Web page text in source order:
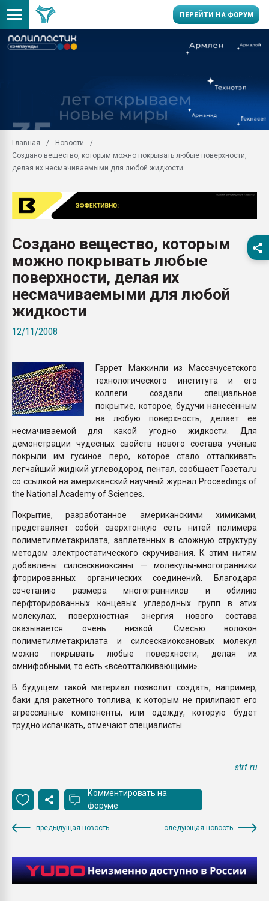
ПЕРЕЙТИ НА ФОРУМ
29.07.2026 ФРП помог
заводу пластмасс"
первый план в
28.07.2026
ситуацией на
бутылок
Главная
Новости
Создано вещество, которым можно покрывать любые поверхности,
делая их несмачиваемыми для любой жидкости
Создано вещество, которым
можно покрывать любые
поверхности, делая их
несмачиваемыми для любой
жидкости
12/11/2008
Гаррет Маккинли из Массачусетского
технологического института и его
коллеги создали специальное
покрытие, которое, будучи нанесённым
на любую поверхность, делает её
несмачиваемой для какой угодно жидкости. Для
демонстрации чудесных свойств нового состава учёные
покрыли им гусиное перо, которое стало отталкивать
легчайший жидкий углеводород пентал, сообщает Газета.ru
со ссылкой на американский научный журнал Proceedings of
the National Academy of Sciences.
Покрытие, разработанное американскими химиками,
представляет собой сверхтонкую сеть нитей полимера
полиметилметакрилата, заплетённых в сложную структуру
методом электростатического скручивания. К этим нитям
добавлены силсесквиоксаны — молекулы-многогранники
фторированных органических соединений. Благодаря
сочетанию размера многогранников и обилию
перфторированных концевых углеродных групп в этих
молекулах, поверхностная энергия нового состава
оказывается очень низкой. Смесью волокон
полиметилметакрилата и силсесквиоксановых молекул
можно покрывать любые поверхности, делая их
омнифобными, то есть «всеотталкивающими».
В будущем такой материал позволит создать, например,
баки для ракетного топлива, к которым не прилипают его
агрессивные компоненты, или одежду, которую будет
трудно испачкать, отмечают специалисты.
strf.ru
Комментировать на
форуме
предыдущая новость следующая новость